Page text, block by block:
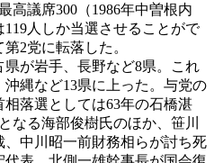
高議席300（1986年中曽根内
人しか当選させることがで
2党に転落した。
が岩手、長野など8県。これ
縄など13県に上った。与党の
落選としては63年の石橋湛
なる海部俊樹氏のほか、笹川
中川昭一前財務相らが討ち死